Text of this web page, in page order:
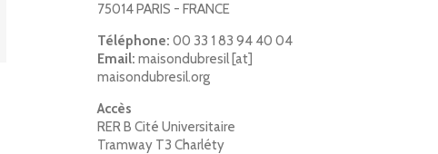
75014 PARIS - FRANCE
Téléphone: 00 33 1 83 94 40 04
Email: maisondubresil [at]
maisondubresil.org
Accès
RER B Cité Universitaire
Tramway T3 Charléty